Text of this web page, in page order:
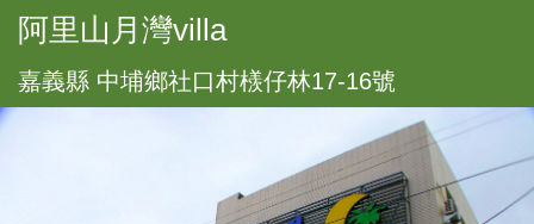
阿里山月灣villa
嘉義縣 中埔鄉社口村檨仔林17-16號